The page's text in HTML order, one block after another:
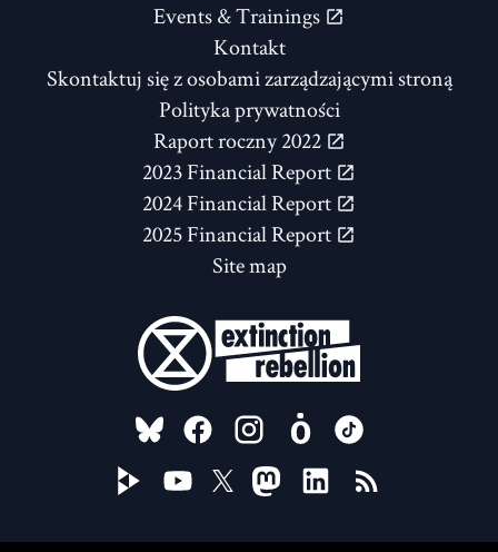
Events & Trainings
Kontakt
Skontaktuj się z osobami zarządzającymi stroną
Polityka prywatności
Raport roczny 2022
2023 Financial Report
2024 Financial Report
2025 Financial Report
Site map
FOLLOW US ON